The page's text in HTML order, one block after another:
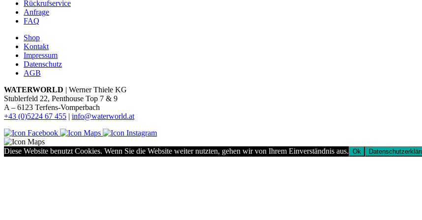
Rückrufservice
Anfrage
FAQ
Shop
Kontakt
Impressum
Datenschutz
AGB
WATERWORLD | Werner Thiele KG
Stublerfeld 22, Penthouse Top 7 & 9
A – 6123 Terfens-Vomperbach
+43 (0)5224 67 455 | info@waterworld.at
Diese Website benutzt Cookies. Wenn Sie die Website weiter nutzten, gehen wir von Ihrem Einverständnis aus. Ok